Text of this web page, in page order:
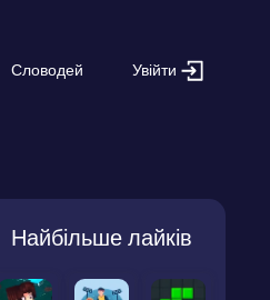
Словодей Увійти
Найбільше лайків